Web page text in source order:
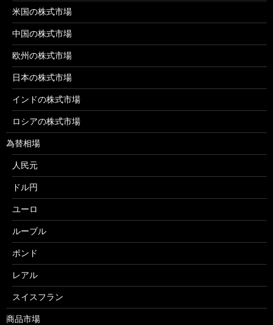
米国の株式市場
中国の株式市場
欧州の株式市場
日本の株式市場
インドの株式市場
ロシアの株式市場
為替相場
人民元
ドル円
ユーロ
ルーブル
ポンド
レアル
スイスフラン
商品市場